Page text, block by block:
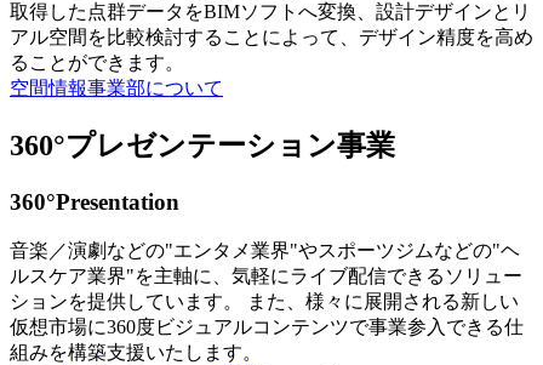
取得した点群データをBIMソフトへ変換、設計デザインとリ
アル空間を比較検討することによって、デザイン精度を高め
ることができます。
空間情報事業部について
360°プレゼンテーション事業
360°Presentation
音楽／演劇などの"エンタメ業界"やスポーツジムなどの"ヘ
ルスケア業界"を主軸に、気軽にライブ配信できるソリュー
ションを提供しています。 また、様々に展開される新しい
仮想市場に360度ビジュアルコンテンツで事業参入できる仕
組みを構築支援いたします。